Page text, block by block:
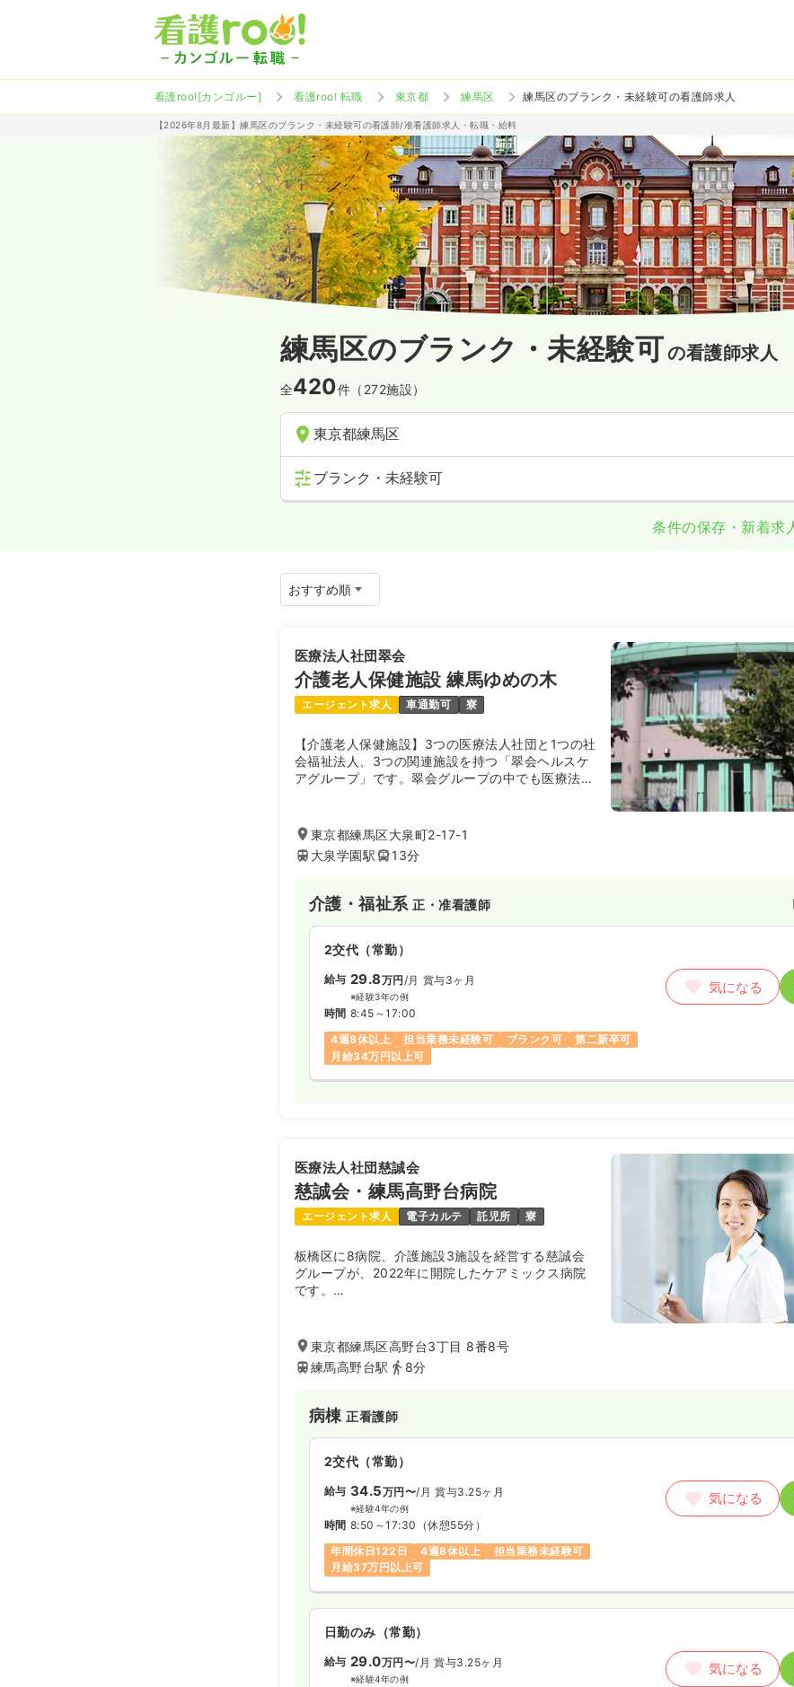
看護roo![カンゴルー] 看護roo! 転職 東京都 練馬区 練馬区のブランク・未経験可の看護師求人
【2026年8月最新】練馬区のブランク・未経験可の看護師/准看護師求人・転職・給料
練馬区のブランク・未経験可の看護師求人
全420件（272施設）
東京都練馬区
ブランク・未経験可
条件の保存・新着求
医療法人社団翠会
介護老人保健施設 練馬ゆめの木
エージェント求人 車通勤可 寮
【介護老人保健施設】3つの医療法人社団と1つの社
会福祉法人、3つの関連施設を持つ「翠会ヘルスケ
アグループ」です。翠会グループの中でも医療法人
東京都練馬区大泉町2-17-1
大泉学園駅
13分
介護・福祉系正・准看護師
2交代（常勤）
給与 29.8万円/月 賞与3ヶ月
※経験3年の例
時間 8:45～17:00
4週8休以上
担当業務未経験可 ブランク可
第二新卒可
月給34万円以上可
気になる
医療法人社団慈誠会
慈誠会・練馬高野台病院
エージェント求人 電子カルテ 託児所 寮
板橋区に8病院、介護施設3施設を経営する慈誠会
グループが、2022年に開院したケアミックス病院
です。
す。東京都練馬区高野台3丁目 8番8号
練馬高野台駅
8分
病棟正看護師
2交代（常勤）
給与 34.5万円〜/月 賞与3.25ヶ月
※経験4年の例
時間 8:50～17:30 （休憩55分）
年間休日122日
4週8休以上
担当業務未経験可
月給37万円以上可
気になる
日勤のみ（常勤）
給与 29.0万円〜/月 賞与3.25ヶ月
※経験4年の例
気になる